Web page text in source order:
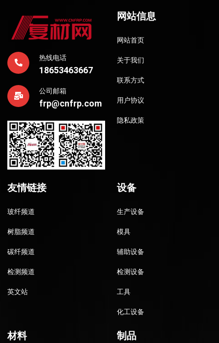
热线电话
18653463667
公司邮箱
frp@cnfrp.com
网站信息
网站首页
关于我们
联系方式
用户协议
隐私政策
友情链接
玻纤频道
树脂频道
碳纤频道
检测频道
英文站
设备
生产设备
模具
辅助设备
检测设备
工具
化工设备
材料 制品